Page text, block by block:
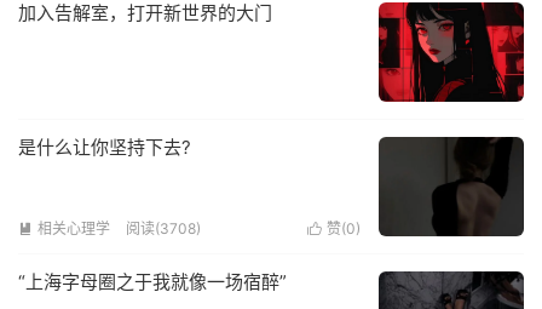
加入告解室，打开新世界的大门
是什么让你坚持下去?
 赞(0)
 相关心理学 阅读(3708)
“上海字母圈之于我就像一场宿醉”